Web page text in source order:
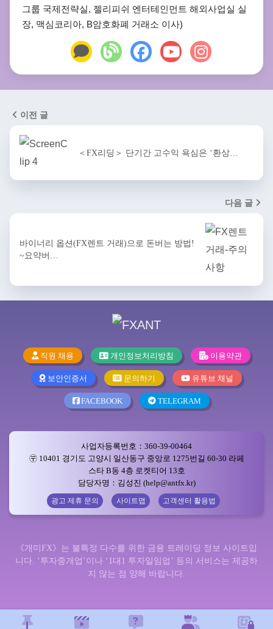
그룹 국제전략실, 젤리피쉬 엔터테인먼트 해외사업실 실
장, 맥심코리아, B암호화폐 거래소 이사)
이전 글
＜FX리딩＞ 단기간 고수익 욕심은 ‘환상…
다음 글
바이너리 옵션(FX렌트 거래)으로 돈버는 방법!
~요약버…
직원 채용 개인정보처리방침 이용약관
보안인증서 문의하기 유튜브 채널
FACEBOOK TELEGRAM
사업자등록번호：360-39-00464
〶 10401 경기도 고양시 일산동구 중앙로 1275번길 60-30 라페
스타 B동 4층 로켓티어 13호
담당자명：김성진 (help@antfx.kr)
광고 제휴 문의 사이트맵 고객센터 활용법
《개미FX》는 불특정 다수를 위한 금융 트레이딩 정보 사이트입
니다. ‘투자중개업’이나 ‘1대1 투자일임업’ 등의 서비스는 제공하
지 않는 점 양해 바랍니다.